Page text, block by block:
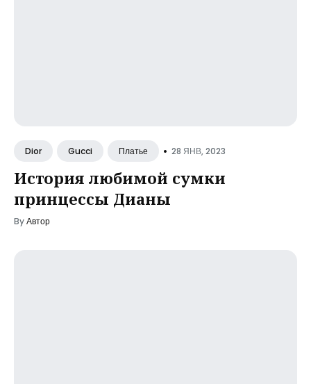
Dior Gucci Платье • 28 ЯНВ, 2023
История любимой сумки
принцессы Дианы
ByАвтор